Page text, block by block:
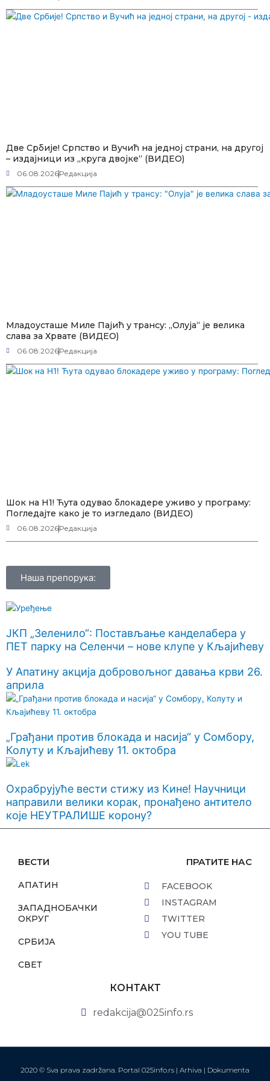
Две Србије! Српство и Вучић на једној страни, на другој
– издајници из „круга двојке“ (ВИДЕО)
06.08.2026Редакција
Младоусташе Миле Пајић у трансу: „Олуја“ је велика
слава за Хрвате (ВИДЕО)
06.08.2026Редакција
Шок на Н1! Ћута одувао блокадере уживо у програму:
Погледајте како је то изгледало (ВИДЕО)
06.08.2026Редакција
Наша препорука:
ЈКП „Зеленило“: Постављање канделабера у
ПЕТ парку на Селенчи – нове клупе у Кљајићеву
У Апатину акција добровољног давања крви 26.
априла
„Грађани против блокада и насија“ у Сомбору,
Колуту и Кљајићеву 11. октобра
Охрабрујуће вести стижу из Кине! Научници
направили велики корак, пронађено антитело
које НЕУТРАЛИШЕ корону?
ВЕСТИ
АПАТИН
ЗАПАДНОБАЧКИ
ОКРУГ
СРБИЈА
СВЕТ
ПРАТИТЕ НАС
FACEBOOK
INSTAGRAM
TWITTER
YOU TUBE
КОНТАКТ
redakcija@025info.rs
2020 © Sva prava zadržana. Portal 025info.rs | Arhiva | Dokumenta